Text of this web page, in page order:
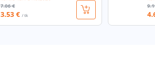
7.06 €
3.53 € / tk
9
4